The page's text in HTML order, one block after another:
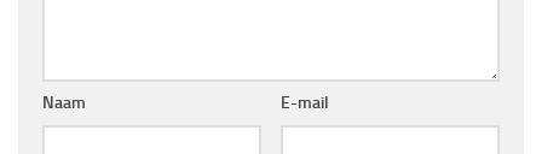
Naam E-mail